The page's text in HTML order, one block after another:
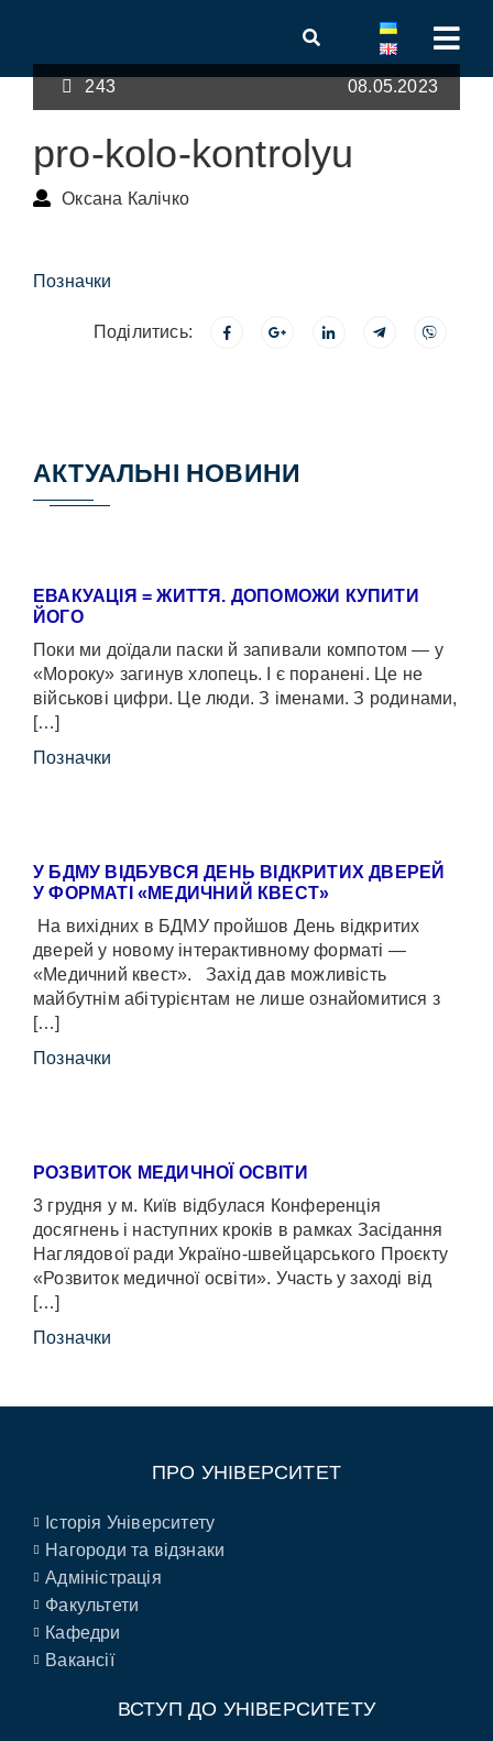
243 08.05.2023
pro-kolo-kontrolyu
Оксана Калічко
Позначки
Поділитись:
АКТУАЛЬНІ НОВИНИ
ЕВАКУАЦІЯ = ЖИТТЯ. ДОПОМОЖИ КУПИТИ
ЙОГО
Поки ми доїдали паски й запивали компотом — у
«Мороку» загинув хлопець. І є поранені. Це не
військові цифри. Це люди. З іменами. З родинами,
[…]
Позначки
У БДМУ ВІДБУВСЯ ДЕНЬ ВІДКРИТИХ ДВЕРЕЙ
У ФОРМАТІ «МЕДИЧНИЙ КВЕСТ»
На вихідних в БДМУ пройшов День відкритих
дверей у новому інтерактивному форматі —
«Медичний квест». Захід дав можливість
майбутнім абітурієнтам не лише ознайомитися з
[…]
Позначки
РОЗВИТОК МЕДИЧНОЇ ОСВІТИ
3 грудня у м. Київ відбулася Конференція
досягнень і наступних кроків в рамках Засідання
Наглядової ради Україно-швейцарського Проєкту
«Розвиток медичної освіти». Участь у заході від
[…]
Позначки
ПРО УНІВЕРСИТЕТ
Історія Університету
Нагороди та відзнаки
Адміністрація
Факультети
Кафедри
Вакансії
ВСТУП ДО УНІВЕРСИТЕТУ